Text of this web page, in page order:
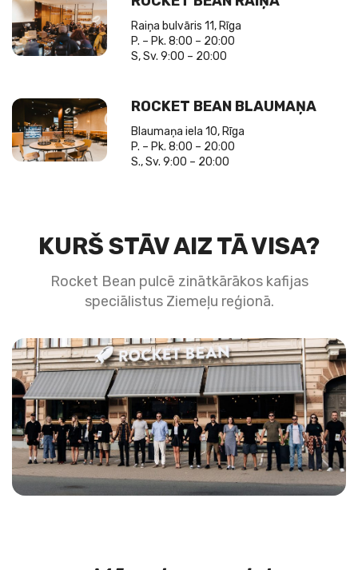
Raiņa bulvāris 11, Rīga
P. – Pk. 8:00 – 20:00
S, Sv. 9:00 – 20:00
ROCKET BEAN BLAUMAŅA
Blaumaņa iela 10, Rīga
P. – Pk. 8:00 – 20:00
S., Sv. 9:00 – 20:00
KURŠ STĀV AIZ TĀ VISA?
Rocket Bean pulcē zinātkārākos kafijas
speciālistus Ziemeļu reģionā.